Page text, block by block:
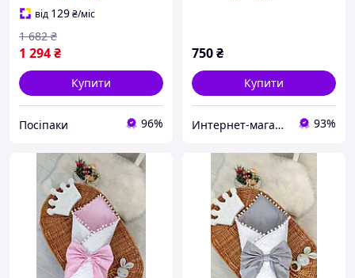
від 129₴/міс
1 294₴
1 682 ₴
Купити
Посіпаки 96%
750₴
Купити
Интернет-магазин "GLADYS" 93%